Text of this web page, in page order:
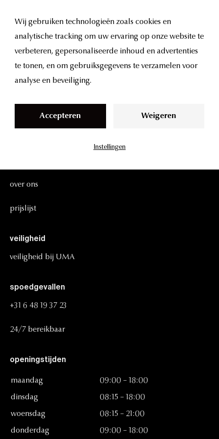
n
werd wat dunner en bij UMA heb ik een aantal injecties
gekregen (hair XL) in mijn hoofdhuid waardoor het haar
weer wat is aangegroeid en dikker geworden. Superblij
mee! De arts kon me goed informeren wat de
mogelijkheden waren vooraf en met deze kleine ingreep
over ons
prijslijst
veiligheid
veiligheid bij UMA
spoedgevallen
+31 6 48 19 37 23
24/7 bereikbaar
openingstijden
maandag 09:00 – 18:00
dinsdag 08:15 – 18:00
woensdag 08:15 – 21:00
donderdag 09:00 – 18:00
Wij gebruiken technologieën zoals cookies en
analytische tracking om uw ervaring op onze website te
verbeteren, gepersonaliseerde inhoud en advertenties
te tonen, en om gebruiksgegevens te verzamelen voor
analyse en beveiliging.
Accepteren Weigeren
Instellingen